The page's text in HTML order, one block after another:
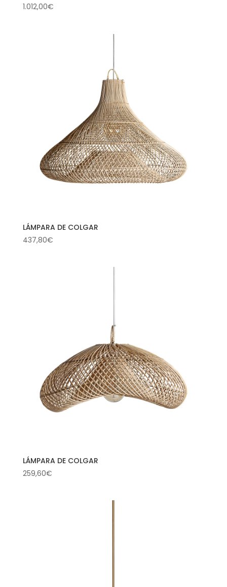
1.012,00€
LÁMPARA DE COLGAR
437,80€
LÁMPARA DE COLGAR
259,60€